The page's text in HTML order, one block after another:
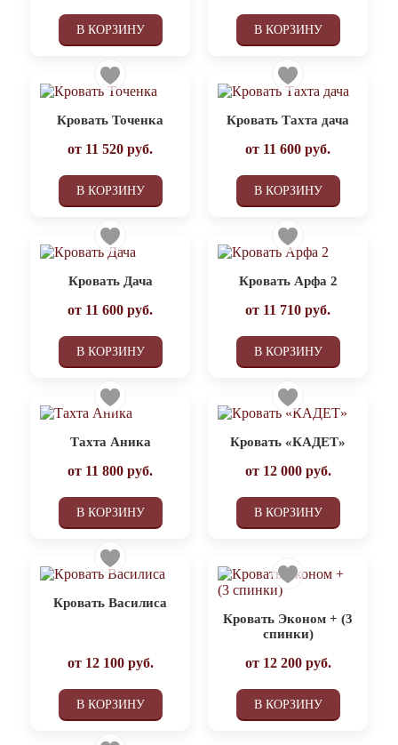
В КОРЗИНУ В КОРЗИНУ
Кровать Точенка
от 11 520 руб.
В КОРЗИНУ
Кровать Тахта дача
от 11 600 руб.
В КОРЗИНУ
Кровать Дача
от 11 600 руб.
В КОРЗИНУ
Кровать Арфа 2
от 11 710 руб.
В КОРЗИНУ
Тахта Аника
от 11 800 руб.
В КОРЗИНУ
Кровать «КАДЕТ»
от 12 000руб.
В КОРЗИНУ
Кровать Василиса
от 12 100руб.
В КОРЗИНУ
Кровать Эконом + (3
спинки)
от 12 200руб.
В КОРЗИНУ